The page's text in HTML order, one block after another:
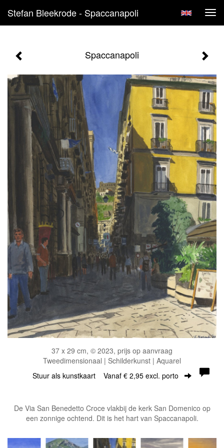
Stefan Bleekrode - Spaccanapoli
Spaccanapoli
37 x 29 cm, © 2023, prijs op aanvraag
Tweedimensionaal | Schilderkunst | Aquarel
Stuur als kunstkaart Vanaf € 2,95 excl. porto
De Via San Benedetto Croce vlakbij de kerk San Domenico op
een zonnige ochtend. Dit is het hart van Spaccanapoli.